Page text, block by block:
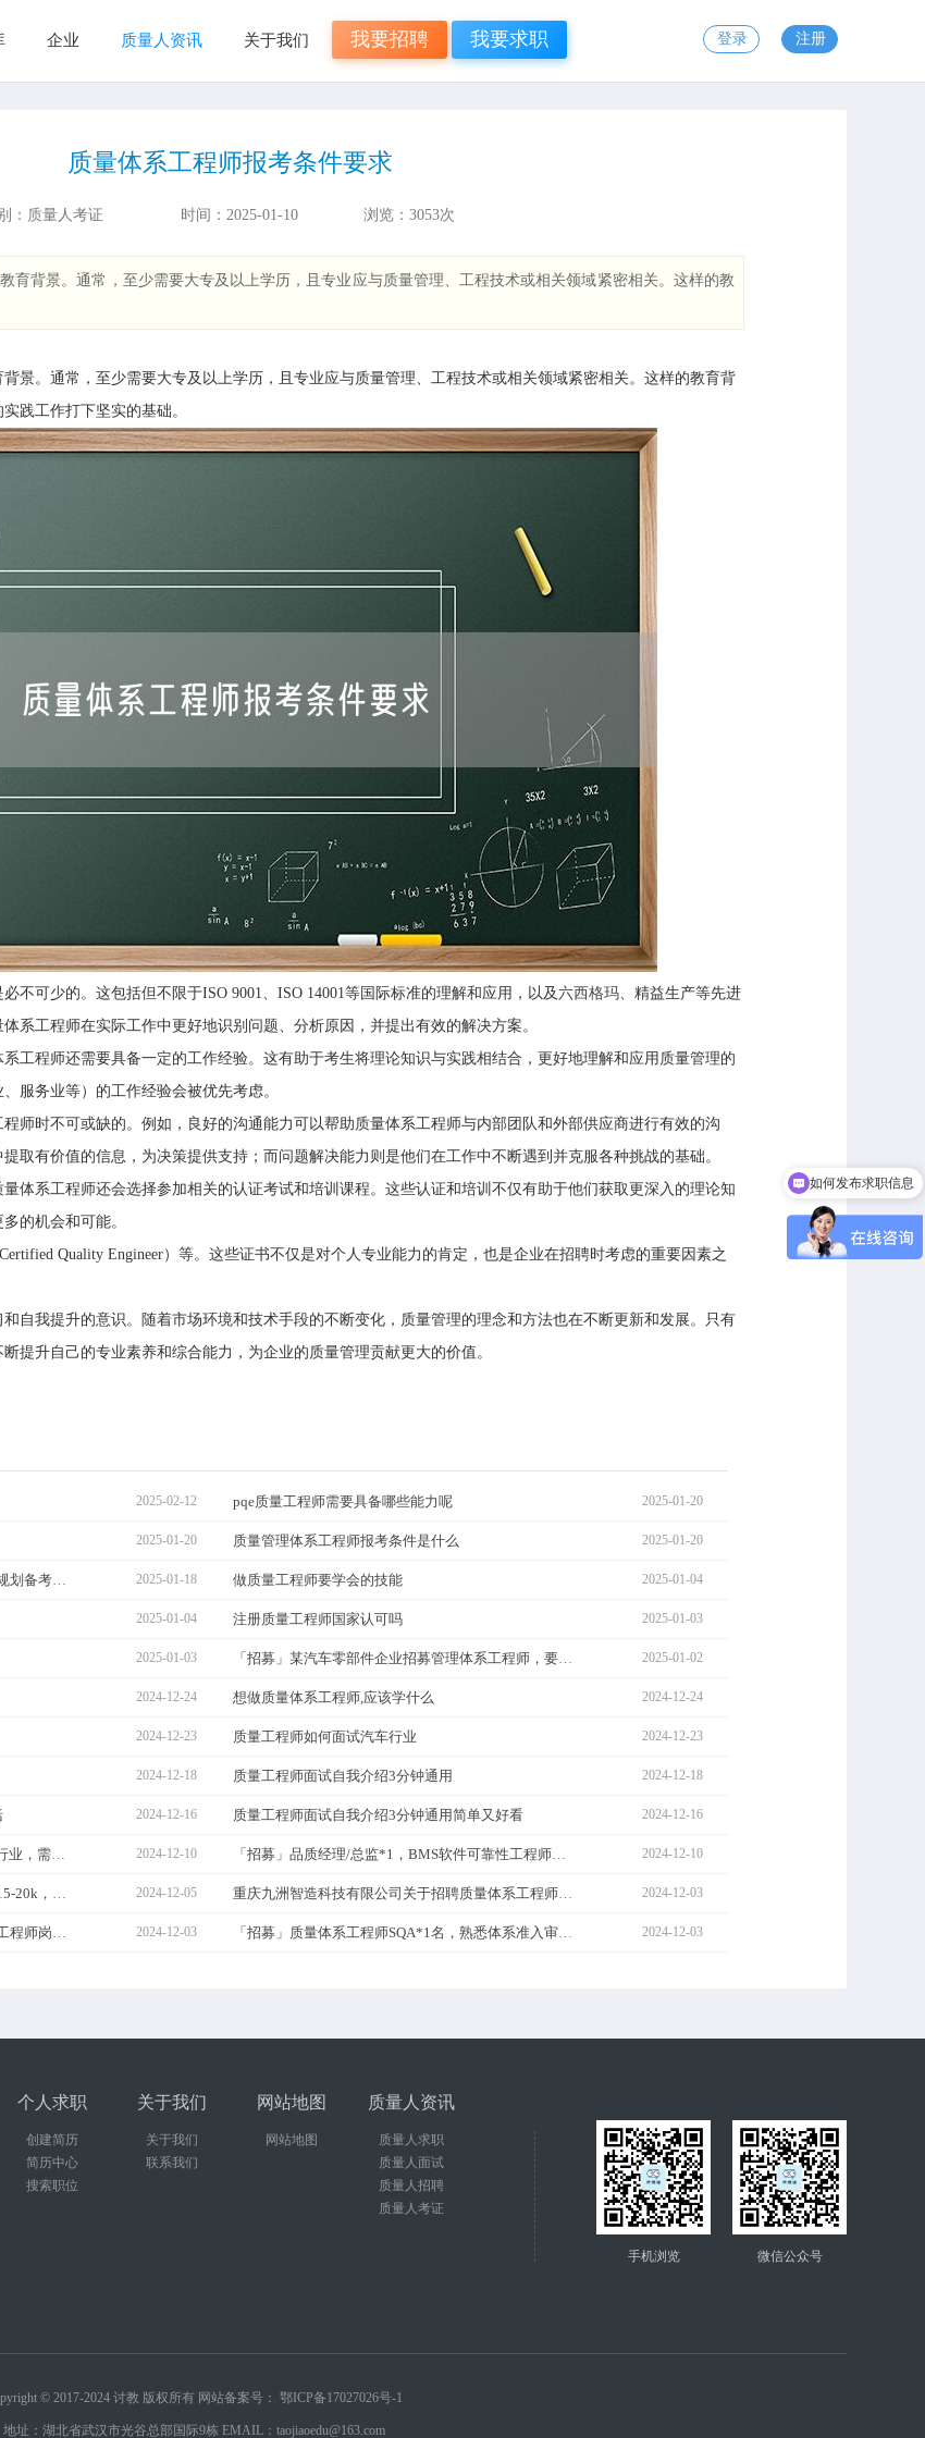
企业 质量人资讯 关于我们 我要招聘 我要求职 登录 注册
质量体系工程师报考条件要求
： 质量人考证 时间： 2025-01-10 浏览：3053次
育背景。通常，至少需要大专及以上学历，且专业应与质量管理、工程技术或相关领域紧密相关。这样的教
景。通常，至少需要大专及以上学历，且专业应与质量管理、工程技术或相关领域紧密相关。这样的教育背
践工作打下坚实的基础。
可少的。这包括但不限于ISO 9001、ISO 14001等国际标准的理解和应用，以及六西格玛、精益生产等先进
系工程师在实际工作中更好地识别问题、分析原因，并提出有效的解决方案。
程师还需要具备一定的工作经验。这有助于考生将理论知识与实践相结合，更好地理解和应用质量管理的
服务业等）的工作经验会被优先考虑。
时不可或缺的。例如，良好的沟通能力可以帮助质量体系工程师与内部团队和外部供应商进行有效的沟
取有价值的信息，为决策提供支持；而问题解决能力则是他们在工作中不断遇到并克服各种挑战的基础。
系工程师还会选择参加相关的认证考试和培训课程。这些认证和培训不仅有助于他们获取更深入的理论知
的机会和可能。
Quality Engineer）等。这些证书不仅是对个人专业能力的肯定，也是企业在招聘时考虑的重要因素之
我提升的意识。随着市场环境和技术手段的不断变化，质量管理的理念和方法也在不断更新和发展。只有
提升自己的专业素养和综合能力，为企业的质量管理贡献更大的价值。
2025-02-12 pqe质量工程师需要具备哪些能力呢 2025-01-20
2025-01-20 质量管理体系工程师报考条件是什么 2025-01-20
质量体系工程师考试时间：掌握关键节点，规划备考之路 2025-01-18 做质量工程师要学会的技能 2025-01-04
2025-01-04 注册质量工程师国家认可吗 2025-01-03
2025-01-03 「招募」某汽车零部件企业招募管理体系工程师，要求5年以上汽车 2025-01-02
2024-12-24 想做质量体系工程师,应该学什么 2024-12-24
2024-12-23 质量工程师如何面试汽车行业 2024-12-23
2024-12-18 质量工程师面试自我介绍3分钟通用 2024-12-18
2024-12-16 质量工程师面试自我介绍3分钟通用简单又好看 2024-12-16
「招募」SQE供应商管理工程师*1名，电池行业，需熟悉质量管 2024-12-10 「招募」品质经理/总监*1，BMS软件可靠性工程师，薪资面议 2024-12-10
「招募」太阳能电池用银浆技术人员，薪资15-20k，要求会看 2024-12-05 重庆九洲智造科技有限公司关于招聘质量体系工程师等岗位的公告 2024-12-03
四川九州光电子技术有限公司关于招聘质量工程师岗位的公告 2024-12-03 「招募」质量体系工程师SQA*1名，熟悉体系准入审核等，汽车 2024-12-03
个人求职
创建简历
简历中心
搜索职位
关于我们
关于我们
联系我们
网站地图
网站地图
质量人资讯
质量人求职
质量人面试
质量人招聘
质量人考证
微信公众号
手机浏览
© 2017-2024 讨教 版权所有 网站备案号： 鄂ICP备17027026号-1
地址：湖北省武汉市光谷总部国际9栋 EMAIL：taojiaoedu@163.com
如何发布求职信息